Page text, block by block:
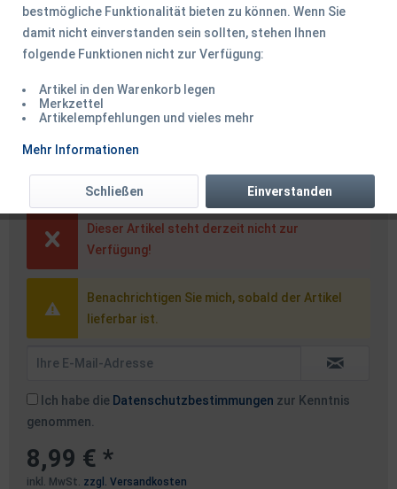
Holographic Grey Shiner
Dieser Artikel steht derzeit nicht zur
Verfügung!
Benachrichtigen Sie mich, sobald der Artikel
lieferbar ist.
Ich habe die Datenschutzbestimmungen zur Kenntnis
genommen.
8,99 € *
inkl. MwSt. zzgl. Versandkosten
bestmögliche Funktionalität bieten zu können. Wenn Sie
damit nicht einverstanden sein sollten, stehen Ihnen
folgende Funktionen nicht zur Verfügung:
Artikel in den Warenkorb legen
Merkzettel
Artikelempfehlungen und vieles mehr
Mehr Informationen
Einverstanden
Schließen